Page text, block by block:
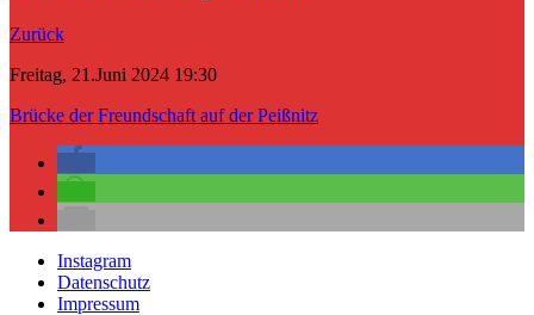
Zurück
Freitag, 21.Juni 2024 19:30
Brücke der Freundschaft auf der Peißnitz
Instagram
Datenschutz
Impressum